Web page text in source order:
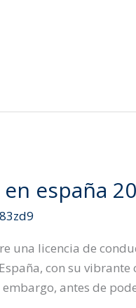
españa
una licencia de
con su
antes de